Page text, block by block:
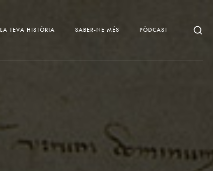
LA TEVA HISTÒRIA SABER-NE MÉS PÒDCAST